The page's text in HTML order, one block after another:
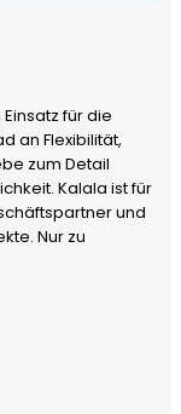
für die
an Flexibilität,
zum Detail
Kalala ist für
und
Nur zu